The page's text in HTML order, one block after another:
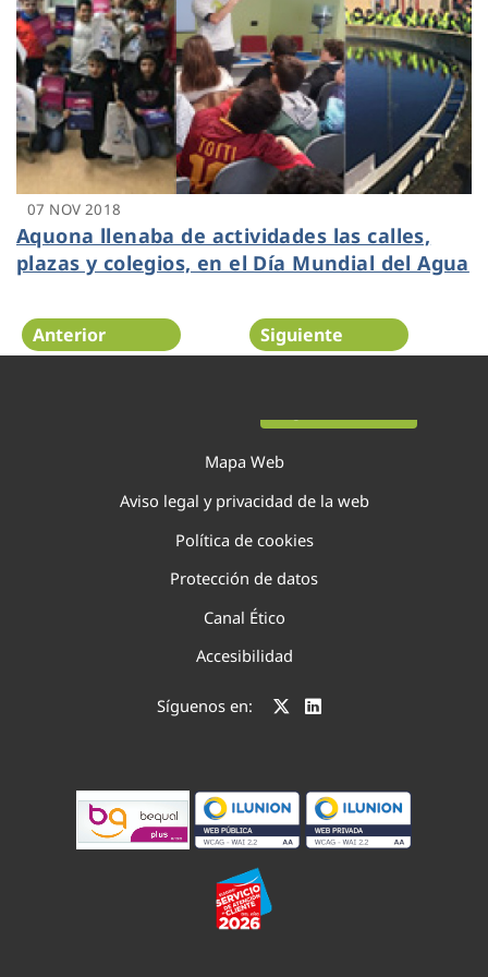
07 NOV 2018
Aquona llenaba de actividades las calles,
plazas y colegios, en el Día Mundial del Agua
Anterior Siguiente
Mapa Web
Aviso legal y privacidad de la web
Política de cookies
Protección de datos
Canal Ético
Accesibilidad
Síguenos en: